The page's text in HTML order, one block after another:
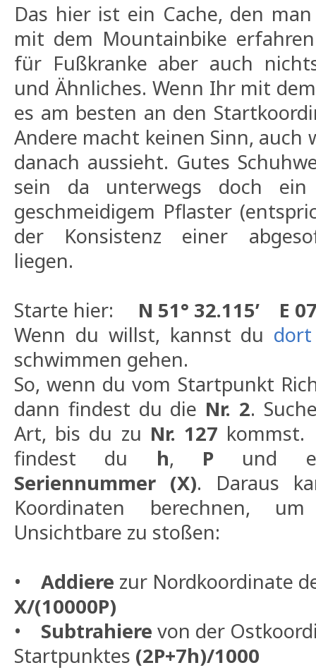
Das hier ist ein Cache, den
mit dem Mountainbike
für Fußkranke aber auch
und Ähnliches. Wenn Ihr mit
es am besten an den
Andere macht keinen Sinn, auch
danach aussieht. Gutes
sein da unterwegs doch
geschmeidigem Pflaster
der Konsistenz einer
liegen.
Starte hier:
N 51° 32.115’ E
Wenn du willst, kannst du dort
schwimmen gehen.
So, wenn du vom Startpunkt
dann findest du die Nr. 2.
Art, bis du zu Nr. 127 kommst.
findest du h, P und
Seriennummer (X). Daraus
Koordinaten berechnen,
Unsichtbare zu stoßen:
• Addiere zur Nordkoordinate
X/(10000P)
• Subtrahiere von der
Startpunktes (2P+7h)/1000